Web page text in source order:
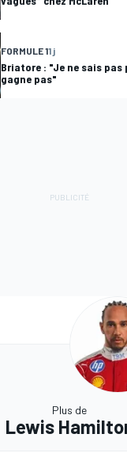
FORMULE 11 j
Briatore : "Je ne sais pas
gagne pas"
Plus de
Lewis